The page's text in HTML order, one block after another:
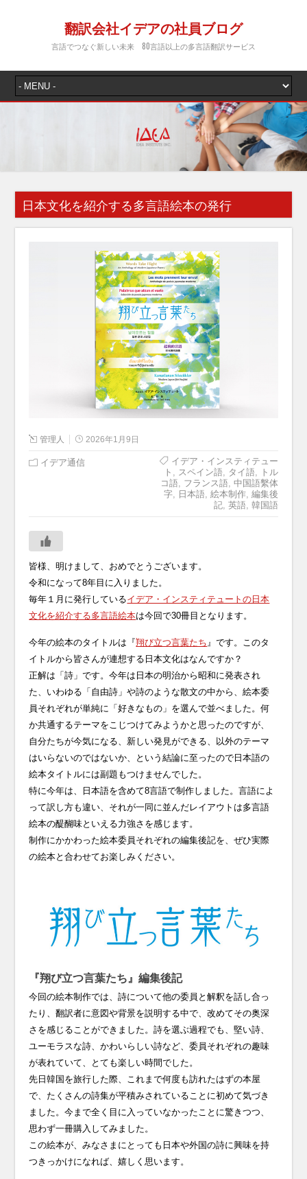
翻訳会社イデアの社員ブログ
言語でつなぐ新しい未来 80言語以上の多言語翻訳サービス
日本文化を紹介する多言語絵本の発行
管理人 2026年1月9日
イデア通信
イデア・インスティテュー
ト , スペイン語, タイ語,
トル
コ語, フランス語, 中国語繫体
字, 日本語, 絵本制作, 編集後
記, 英語, 韓国語
皆様、明けまして、おめでとうございます。
令和になって8年目に入りました。
毎年１月に発行しているイデア・インスティテュートの日本
文化を紹介する多言語絵本は今回で30冊目となります。
今年の絵本のタイトルは『翔び立つ言葉たち』です。このタ
イトルから皆さんが連想する日本文化はなんですか？
正解は「詩」です。今年は日本の明治から昭和に発表され
た、いわゆる「自由詩」や詩のような散文の中から、絵本委
員それぞれが単純に「好きなもの」を選んで並べました。何
か共通するテーマをこじつけてみようかと思ったのですが、
自分たちが今気になる、新しい発見ができる、以外のテーマ
はいらないのではないか、という結論に至ったので日本語の
絵本タイトルには副題もつけませんでした。
特に今年は、日本語を含めて8言語で制作しました。言語によ
って訳し方も違い、それが一同に並んだレイアウトは多言語
絵本の醍醐味といえる力強さを感じます。
制作にかかわった絵本委員それぞれの編集後記を、ぜひ実際
の絵本と合わせてお楽しみください。
『翔び立つ言葉たち』編集後記
今回の絵本制作では、詩について他の委員と解釈を話し合っ
たり、翻訳者に意図や背景を説明する中で、改めてその奥深
さを感じることができました。詩を選ぶ過程でも、堅い詩、
ユーモラスな詩、かわいらしい詩など、委員それぞれの趣味
が表れていて、とても楽しい時間でした。
先日韓国を旅行した際、これまで何度も訪れたはずの本屋
で、たくさんの詩集が平積みされていることに初めて気づき
ました。今まで全く目に入っていなかったことに驚きつつ、
思わず一冊購入してみました。
この絵本が、みなさまにとっても日本や外国の詩に興味を持
つきっかけになれば、嬉しく思います。